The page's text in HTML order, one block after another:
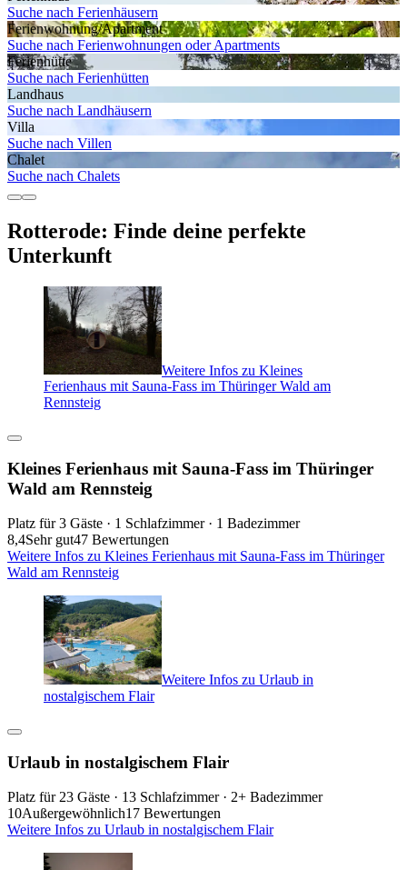
Suche nach Ferienhäusern
Ferienwohnung/Apartment
Suche nach Ferienwohnungen oder Apartments
Ferienhütte
Suche nach Ferienhütten
Landhaus
Suche nach Landhäusern
Villa
Suche nach Villen
Chalet
Suche nach Chalets
Rotterode: Finde deine perfekte
Unterkunft
Weitere Infos zu Kleines
Ferienhaus mit Sauna-Fass im Thüringer Wald am
Rennsteig
Kleines Ferienhaus mit Sauna-Fass im Thüringer
Wald am Rennsteig
Platz für 3 Gäste · 1 Schlafzimmer · 1 Badezimmer
8,4Sehr gut47 Bewertungen
Weitere Infos zu Kleines Ferienhaus mit Sauna-Fass im Thüringer
Wald am Rennsteig
Weitere Infos zu Urlaub in
nostalgischem Flair
Urlaub in nostalgischem Flair
Platz für 23 Gäste · 13 Schlafzimmer · 2+ Badezimmer
10Außergewöhnlich17 Bewertungen
Weitere Infos zu Urlaub in nostalgischem Flair